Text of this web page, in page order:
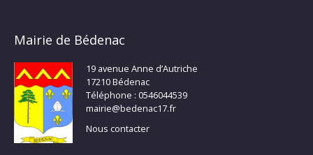
Mairie de Bédenac
19 avenue Anne d’Autriche
17210 Bédenac
Téléphone : 0546044539
mairie@bedenac17.fr
Nous contacter